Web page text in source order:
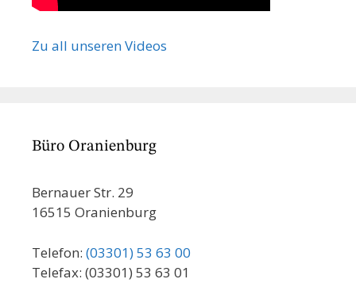
Zu all unseren Videos
Büro Oranienburg
Bernauer Str. 29
16515 Oranienburg
Telefon: (03301) 53 63 00
Telefax: (03301) 53 63 01